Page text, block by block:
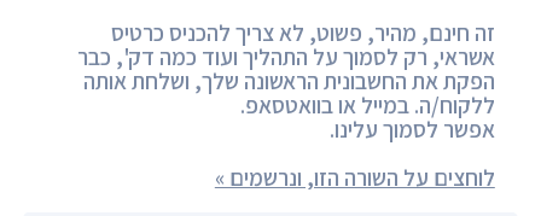
זה חינם, מהיר, פשוט, לא צריך להכניס כרטיס
אשראי, רק לסמוך על התהליך ועוד כמה דק', כבר
הפקת את החשבונית הראשונה שלך, ושלחת אותה
ללקוח/ה. במייל או בוואטסאפ.
אפשר לסמוך עלינו.
לוחצים על השורה הזו, ונרשמים »